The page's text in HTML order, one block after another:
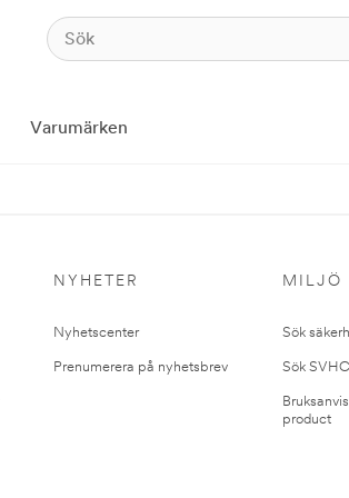
Varumärken
NYHETER
Nyhetscenter
Prenumerera på nyhetsbrev
MILJÖ
Sök
Sök SVHC
product